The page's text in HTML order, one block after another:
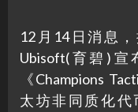
12月14日消息
Ubisoft(育碧)
《Champions
太坊非同质化代